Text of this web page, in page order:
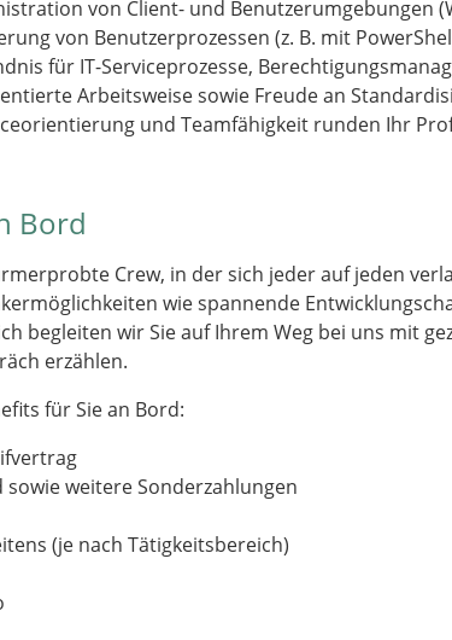
von Client- und Benutzerumgebungen
von Benutzerprozessen (z. B. mit
für IT-Serviceprozesse,
Arbeitsweise sowie Freude an
und Teamfähigkeit runden Ihr
Bord
Crew, in der sich jeder auf jeden
wie spannende
begleiten wir Sie auf Ihrem Weg bei uns mit
erzählen.
für Sie an Bord:
weitere Sonderzahlungen
(je nach Tätigkeitsbereich)